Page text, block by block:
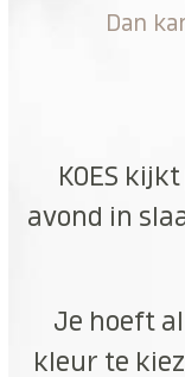
Dan
KOES
avond in
Je hoeft
kleur te